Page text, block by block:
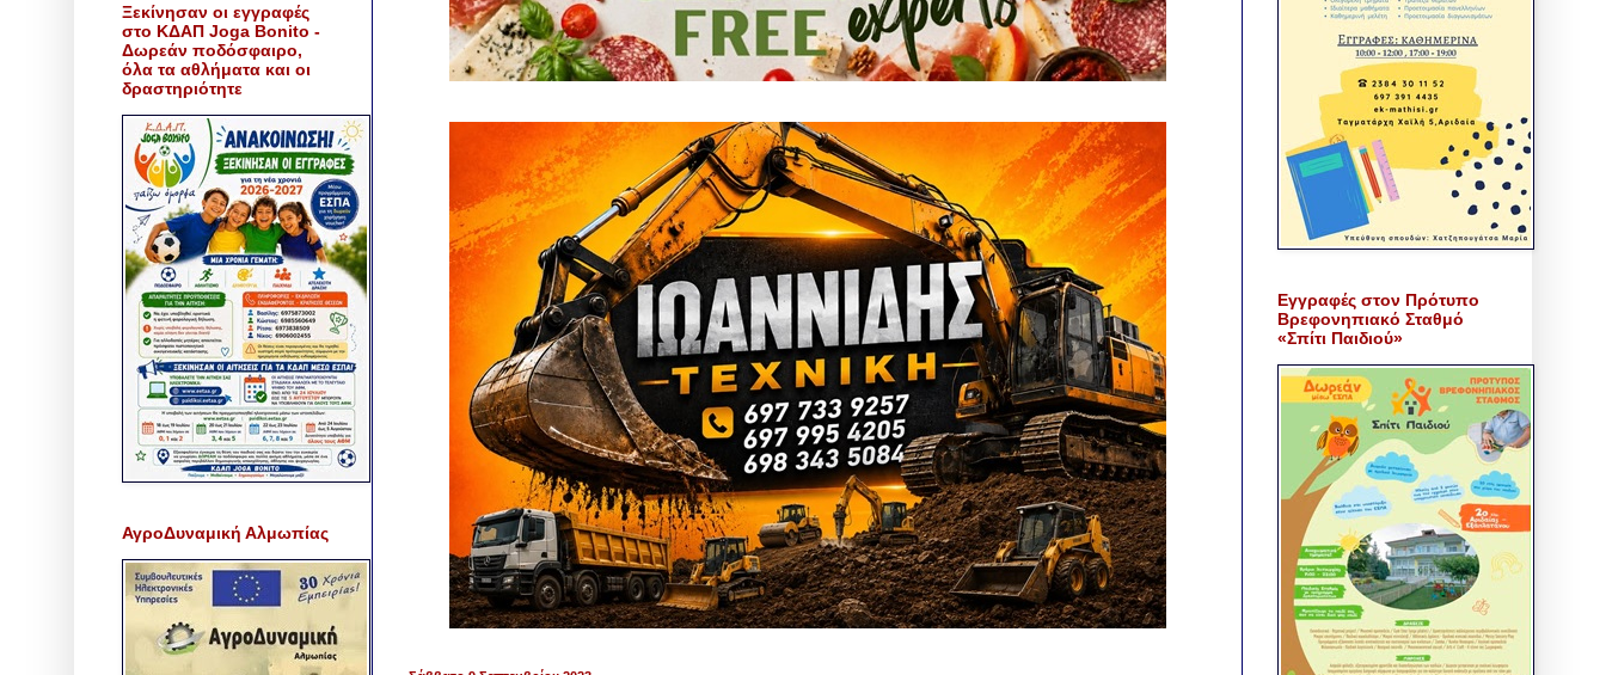
Ξεκίνησαν οι εγγραφές
στο ΚΔΑΠ Joga Bonito -
Δωρεάν ποδόσφαιρο,
όλα τα αθλήματα και οι
δραστηριότητε
ΑγροΔυναμική Αλμωπίας
Εγγραφές στον Πρότυπο
Βρεφονηπιακό Σταθμό
«Σπίτι Παιδιού»